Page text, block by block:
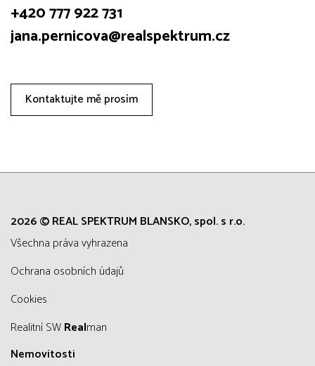
+420 777 922 731
jana.pernicova@realspektrum.cz
Kontaktujte mě prosím
2026 © REAL SPEKTRUM BLANSKO, spol. s r.o.
všechna práva vyhrazena
Ochrana osobních údajů
Cookies
Realitní SWRealman
Nemovitosti